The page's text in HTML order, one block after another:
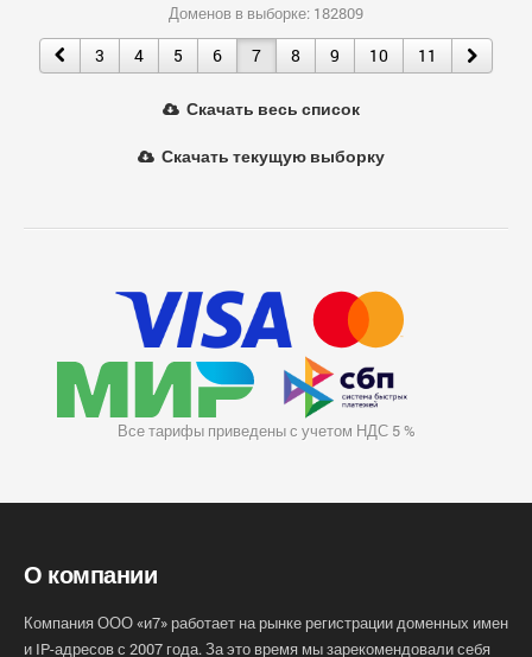
Доменов в выборке: 182809
3 4 5 6 7 8 9 10 11
Скачать весь список
Скачать текущую выборку
Все тарифы приведены с учетом НДС 5 %
О компании
Компания ООО «и7» работает на рынке регистрации доменных имен
и IP-адресов с 2007 года. За это время мы зарекомендовали себя